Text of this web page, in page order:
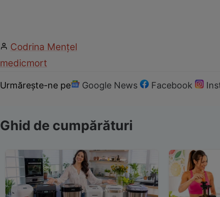
Codrina Mențel
medicmort
Urmărește-ne pe Google News Facebook
Ghid de cumpărături